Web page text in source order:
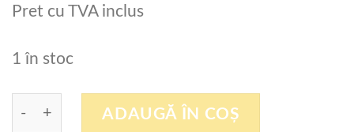
Pret cu TVA inclus
1 în stoc
Cantitate NBB20-L2-E2-V1 PEPPERL+FUCHS
ADAUGĂ ÎN COȘ